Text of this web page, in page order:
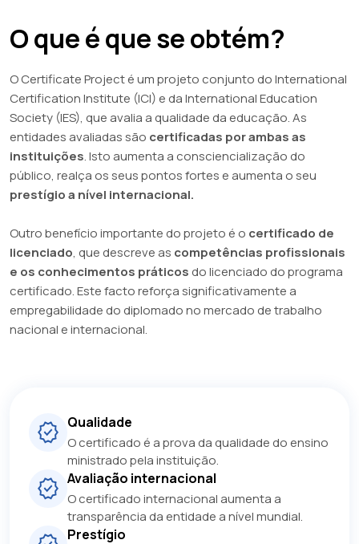
O que é que se obtém?
O Certificate Project é um projeto conjunto do International
Certification Institute (ICI) e da International Education
Society (IES), que avalia a qualidade da educação. As
entidades avaliadas são certificadas por ambas as
instituições. Isto aumenta a consciencialização do
público, realça os seus pontos fortes e aumenta o seu
prestígio a nível internacional.
Outro benefício importante do projeto é o certificado de
licenciado, que descreve as competências profissionais
e os conhecimentos práticos do licenciado do programa
certificado. Este facto reforça significativamente a
empregabilidade do diplomado no mercado de trabalho
nacional e internacional.
Qualidade
O certificado é a prova da qualidade do ensino
ministrado pela instituição.
Avaliação internacional
O certificado internacional aumenta a
transparência da entidade a nível mundial.
Prestígio